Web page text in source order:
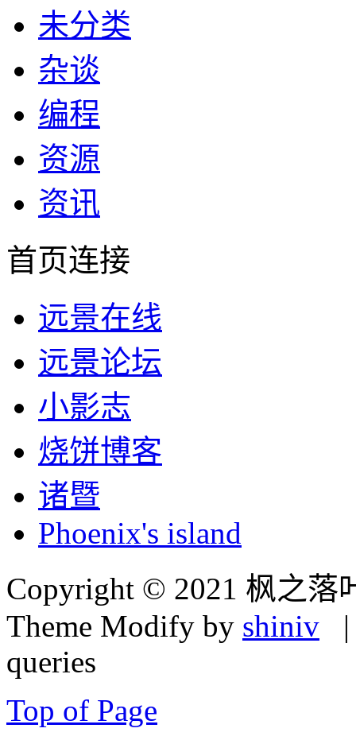
未分类
杂谈
编程
资源
资讯
首页连接
远景在线
远景论坛
小影志
烧饼博客
诸暨
Phoenix's island
Copyright © 2021 枫之落
Theme Modify by shiniv |
queries
Top of Page